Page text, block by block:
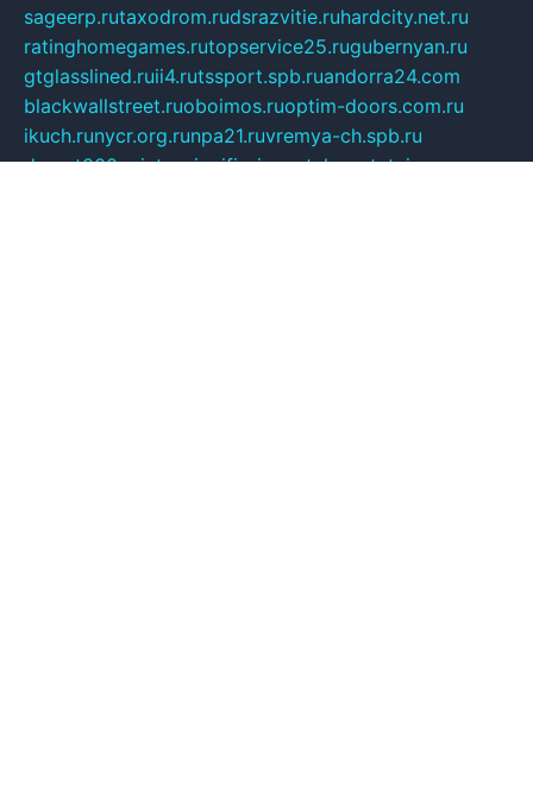
sageerp.rutaxodrom.rudsrazvitie.ruhardcity.net.ru
ratinghomegames.rutopservice25.rugubernyan.ru
gtglasslined.ruii4.rutssport.spb.ruandorra24.com
blackwallstreet.ruoboimos.ruoptim-doors.com.ru
ikuch.runycr.org.runpa21.ruvremya-ch.spb.ru
desert000.ruivtorgi.ruifiori.rucatalog-statei.ru